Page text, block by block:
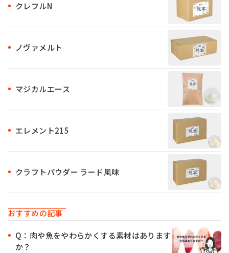
クレフルN
ノヴァメルト
マジカルエース
エレメント215
クラフトパウダー ラード風味
おすすめの記事
Q：肉や魚をやわらかくする素材はあります
か？